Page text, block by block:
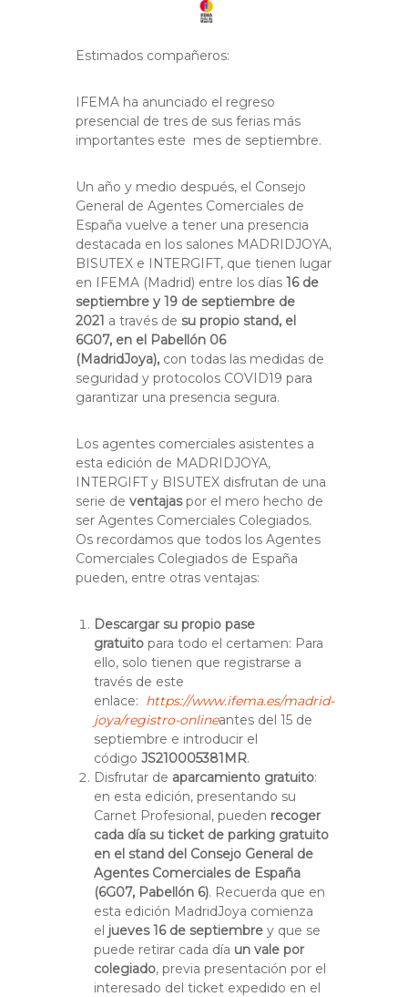
Estimados compañeros:
IFEMA ha anunciado el regreso
presencial de tres de sus ferias más
importantes este mes de septiembre.
Un año y medio después, el Consejo
General de Agentes Comerciales de
España vuelve a tener una presencia
destacada en los salones MADRIDJOYA,
BISUTEX e INTERGIFT, que tienen lugar
en IFEMA (Madrid) entre los días16 de
septiembre y 19 de septiembre de
2021 a través desu propio stand, el
6G07, en el Pabellón 06
(MadridJoya), con todas las medidas de
seguridad y protocolos COVID19 para
garantizar una presencia segura.
Los agentes comerciales asistentes a
esta edición de MADRIDJOYA,
INTERGIFT y BISUTEX disfrutan de una
serie deventajaspor el mero hecho de
ser Agentes Comerciales Colegiados.
Os recordamos que todos los Agentes
Comerciales Colegiados de España
pueden, entre otras ventajas:
Descargar su propio pase
gratuito para todo el certamen: Para
ello, solo tienen que registrarse a
través de este
enlace: https://www.ifema.es/madrid-
joya/registro-onlineantes del 15 de
septiembre e introducir el
códigoJS210005381MR.
Disfrutar de aparcamiento gratuito:
en esta edición, presentando su
Carnet Profesional, pueden recoger
cada día su ticket de parking gratuito
en el stand del Consejo General de
Agentes Comerciales de España
(6G07, Pabellón 6). Recuerda que en
esta edición MadridJoya comienza
el jueves 16 de septiembre y que se
puede retirar cada día un vale por
colegiado, previa presentación por el
interesado del ticket expedido en el